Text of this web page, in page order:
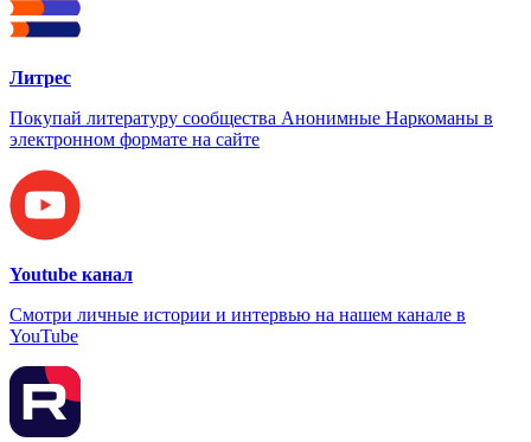
Литрес
Покупай литературу сообщества Анонимные Наркоманы в
электронном формате на сайте
Youtube канал
Смотри личные истории и интервью на нашем канале в
YouTube